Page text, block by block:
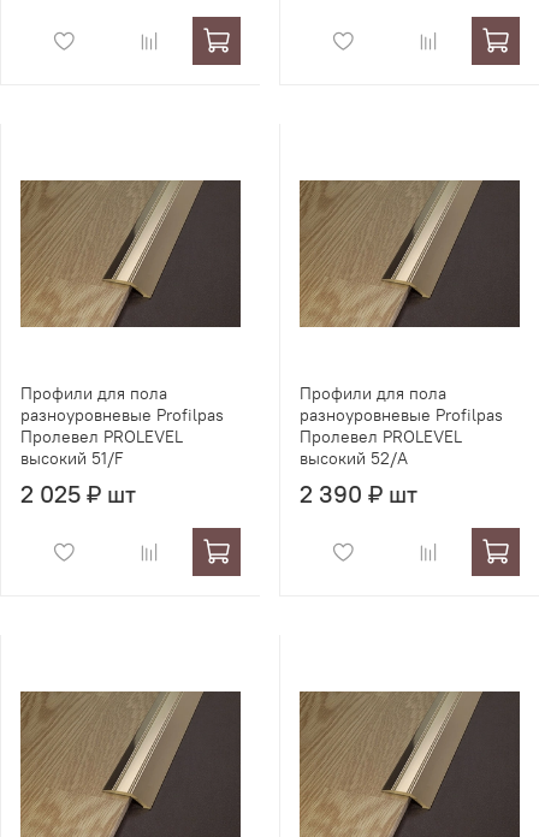
Профили для пола
разноуровневые Profilpas
Пролевел PROLEVEL
высокий 51/F
2 025 ₽ шт
Профили для пола
разноуровневые Profilpas
Пролевел PROLEVEL
высокий 52/A
2 390 ₽ шт